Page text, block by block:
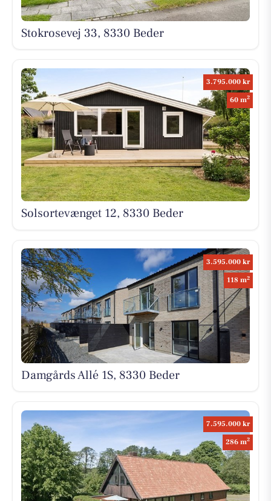
Stokrosevej 33, 8330 Beder
3.795.000 kr
60 m2
Solsortevænget 12, 8330 Beder
3.595.000 kr
118 m2
Damgårds Allé 1S, 8330 Beder
7.595.000 kr
286 m2